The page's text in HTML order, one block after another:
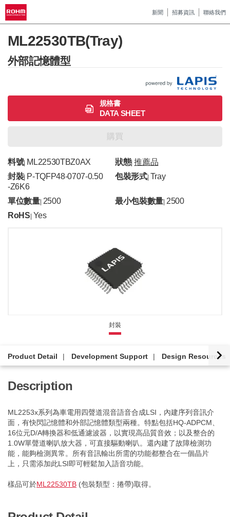
新聞 招募資訊 聯絡我們
ML22530TB(Tray)
外部記憶體型
規格書
DATA SHEET
購買
料號| ML22530TBZ0AX 狀態|推薦品
封裝| P-TQFP48-0707-0.50
-Z6K6
包裝形式| Tray
單位數量| 2500 最小包裝數量 |2500
RoHS Yes
封裝
Product Detail Development Support Design Resources
Description
ML2253x系列為車電用四聲道混音語音合成LSI，內建序列音訊介
面，有快閃記憶體和外部記憶體類型兩種。特點包括HQ-ADPCM、
16位元D/A轉換器和低通濾波器，以實現高品質音效；以及整合的
1.0W單聲道喇叭放大器，可直接驅動喇叭。還內建了故障檢測功
能，能夠檢測異常。所有音訊輸出所需的功能都整合在一個晶片
上，只需添加此LSI即可輕鬆加入語音功能。
樣品可於ML22530TB (包裝類型：捲帶)取得。